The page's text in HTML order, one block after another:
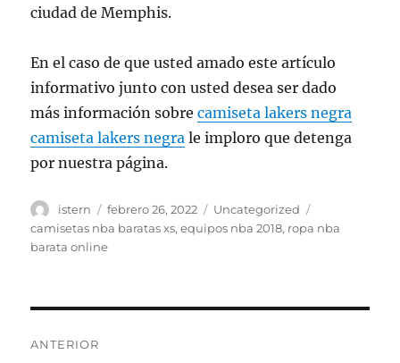
ciudad de Memphis.
En el caso de que usted amado este artículo
informativo junto con usted desea ser dado
más información sobrecamiseta lakers negra
camiseta lakers negra le imploro que detenga
por nuestra página.
Autor
istern
Publicado
el
febrero 26, 2022 Categorías
Uncategorized
camisetas nba baratas xs,equipos nba 2018, ropa nba
barata online
ANTERIOR